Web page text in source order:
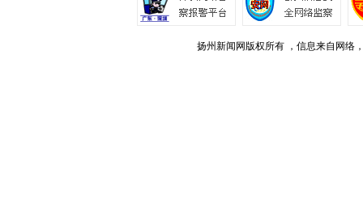
扬州新闻网版权所有 ，信息来自网络